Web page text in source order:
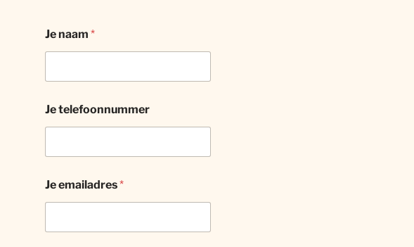
Je naam *
Je telefoonnummer
Je emailadres*